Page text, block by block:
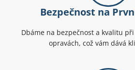
Bezpečnost na
Dbáme na bezpečnost a kvalitu
opravách, což vám dává